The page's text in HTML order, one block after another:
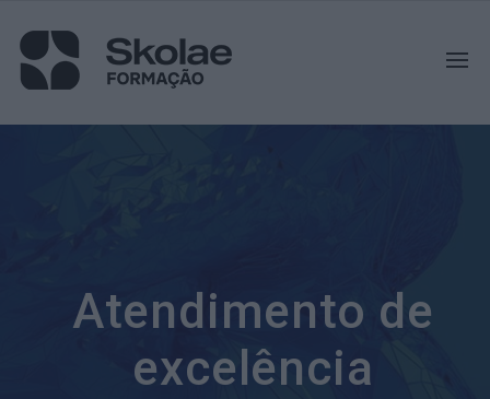
Atendimento de
excelência